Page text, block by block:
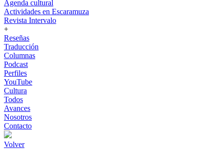
Agenda cultural
Actividades en Escaramuza
Revista Intervalo
+
Reseñas
Traducción
Columnas
Podcast
Perfiles
YouTube
Cultura
Todos
Avances
Nosotros
Contacto
Volver